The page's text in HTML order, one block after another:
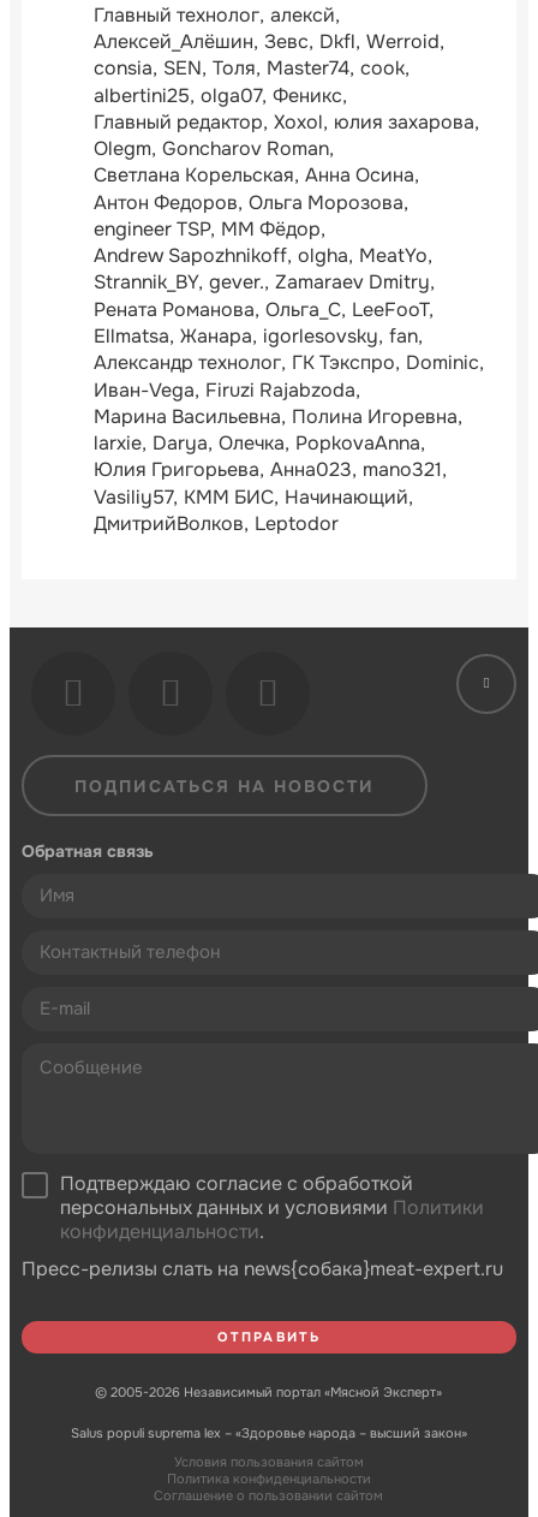
Главный технолог алексй
Алексей_Алёшин Зевс Dkfl Werroid
consia SEN Толя Master74 cook
albertini25 olga07 Феникс
Главный редактор Xoxol юлия захарова
Olegm Goncharov Roman
Светлана Корельская Анна Осина
Антон Федоров Ольга Морозова
engineer TSP ММ Фёдор
Andrew Sapozhnikoff olgha MeatYo
Strannik_BY gever. Zamaraev Dmitry
Рената Романова Ольга_С LeeFooT
Ellmatsa Жанара igorlesovsky fan
Александр технолог ГК Тэкспро Dominic
Иван-Vega Firuzi Rajabzoda
Марина Васильевна Полина Игоревна
larxie Darya Олечка PopkovaAnna
Юлия Григорьева Анна023 mano321
Vasiliy57 КММ БИС Начинающий
ДмитрийВолков Leptodor
ПОДПИСАТЬСЯ НА НОВОСТИ
Обратная связь
Подтверждаю согласие с обработкой
персональных данных и условиями Политики
конфиденциальности.
Пресс-релизы слать на news{собака}meat-expert.ru
© 2005-2026 Независимый портал «Мясной Эксперт»
Salus populi suprema lex – «Здоровье народа – высший закон»
Условия пользования сайтом
Политика конфиденциальности
Соглашение о пользовании сайтом